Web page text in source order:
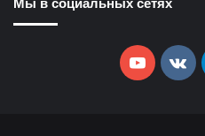
Мы в социальных сетях
YouTube